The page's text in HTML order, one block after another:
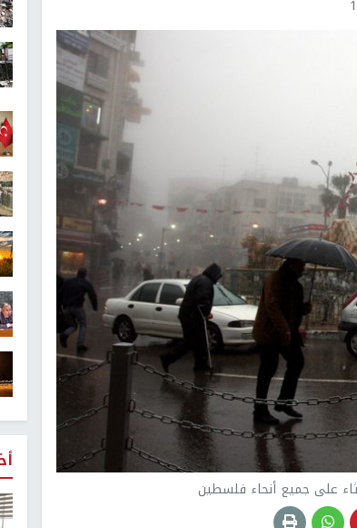
على جميع أنحاء فلسطين